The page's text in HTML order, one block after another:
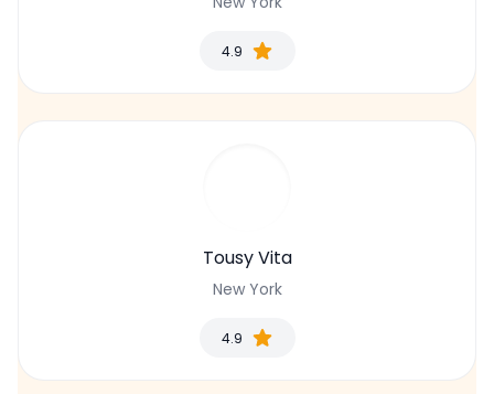
4.9
Tousy Vita
New York
4.9